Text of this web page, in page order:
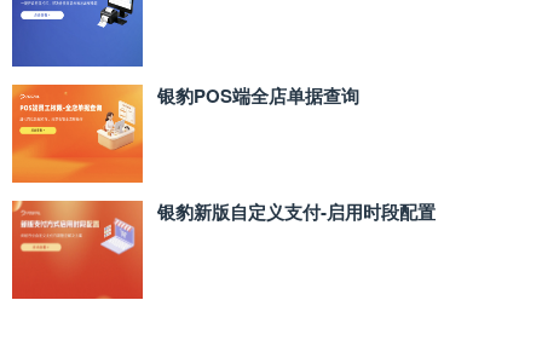
银豹POS端全店单据查询
银豹新版自定义支付‑启用时段配置